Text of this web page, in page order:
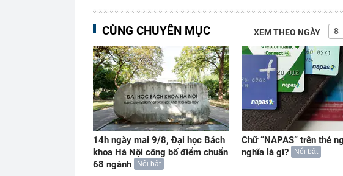
CÙNG CHUYÊN MỤC XEM THEO NGÀY
14h ngày mai 9/8, Đại học Bách
khoa Hà Nội công bố điểm chuẩn
68 ngành
Nổi bật
Chữ “NAPAS” trên thẻ
nghĩa là gì?
Nổi bật